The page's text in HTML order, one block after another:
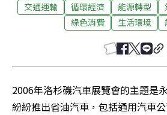
交通運輸 循環經濟 能源轉型
綠色消費
生活環境
2006年洛杉磯汽車展覽會的主題是
紛紛推出省油汽車，包括通用汽車